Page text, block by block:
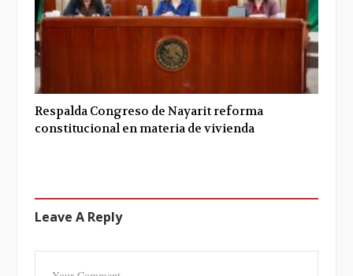
Respalda Congreso de Nayarit reforma
constitucional en materia de vivienda
Leave A Reply